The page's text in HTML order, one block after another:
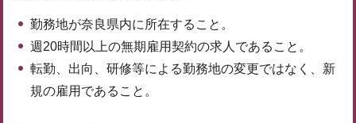
勤務地が奈良県内に所在すること。
週20時間以上の無期雇用契約の求人であること。
転勤、出向、研修等による勤務地の変更ではなく、新
規の雇用であること。